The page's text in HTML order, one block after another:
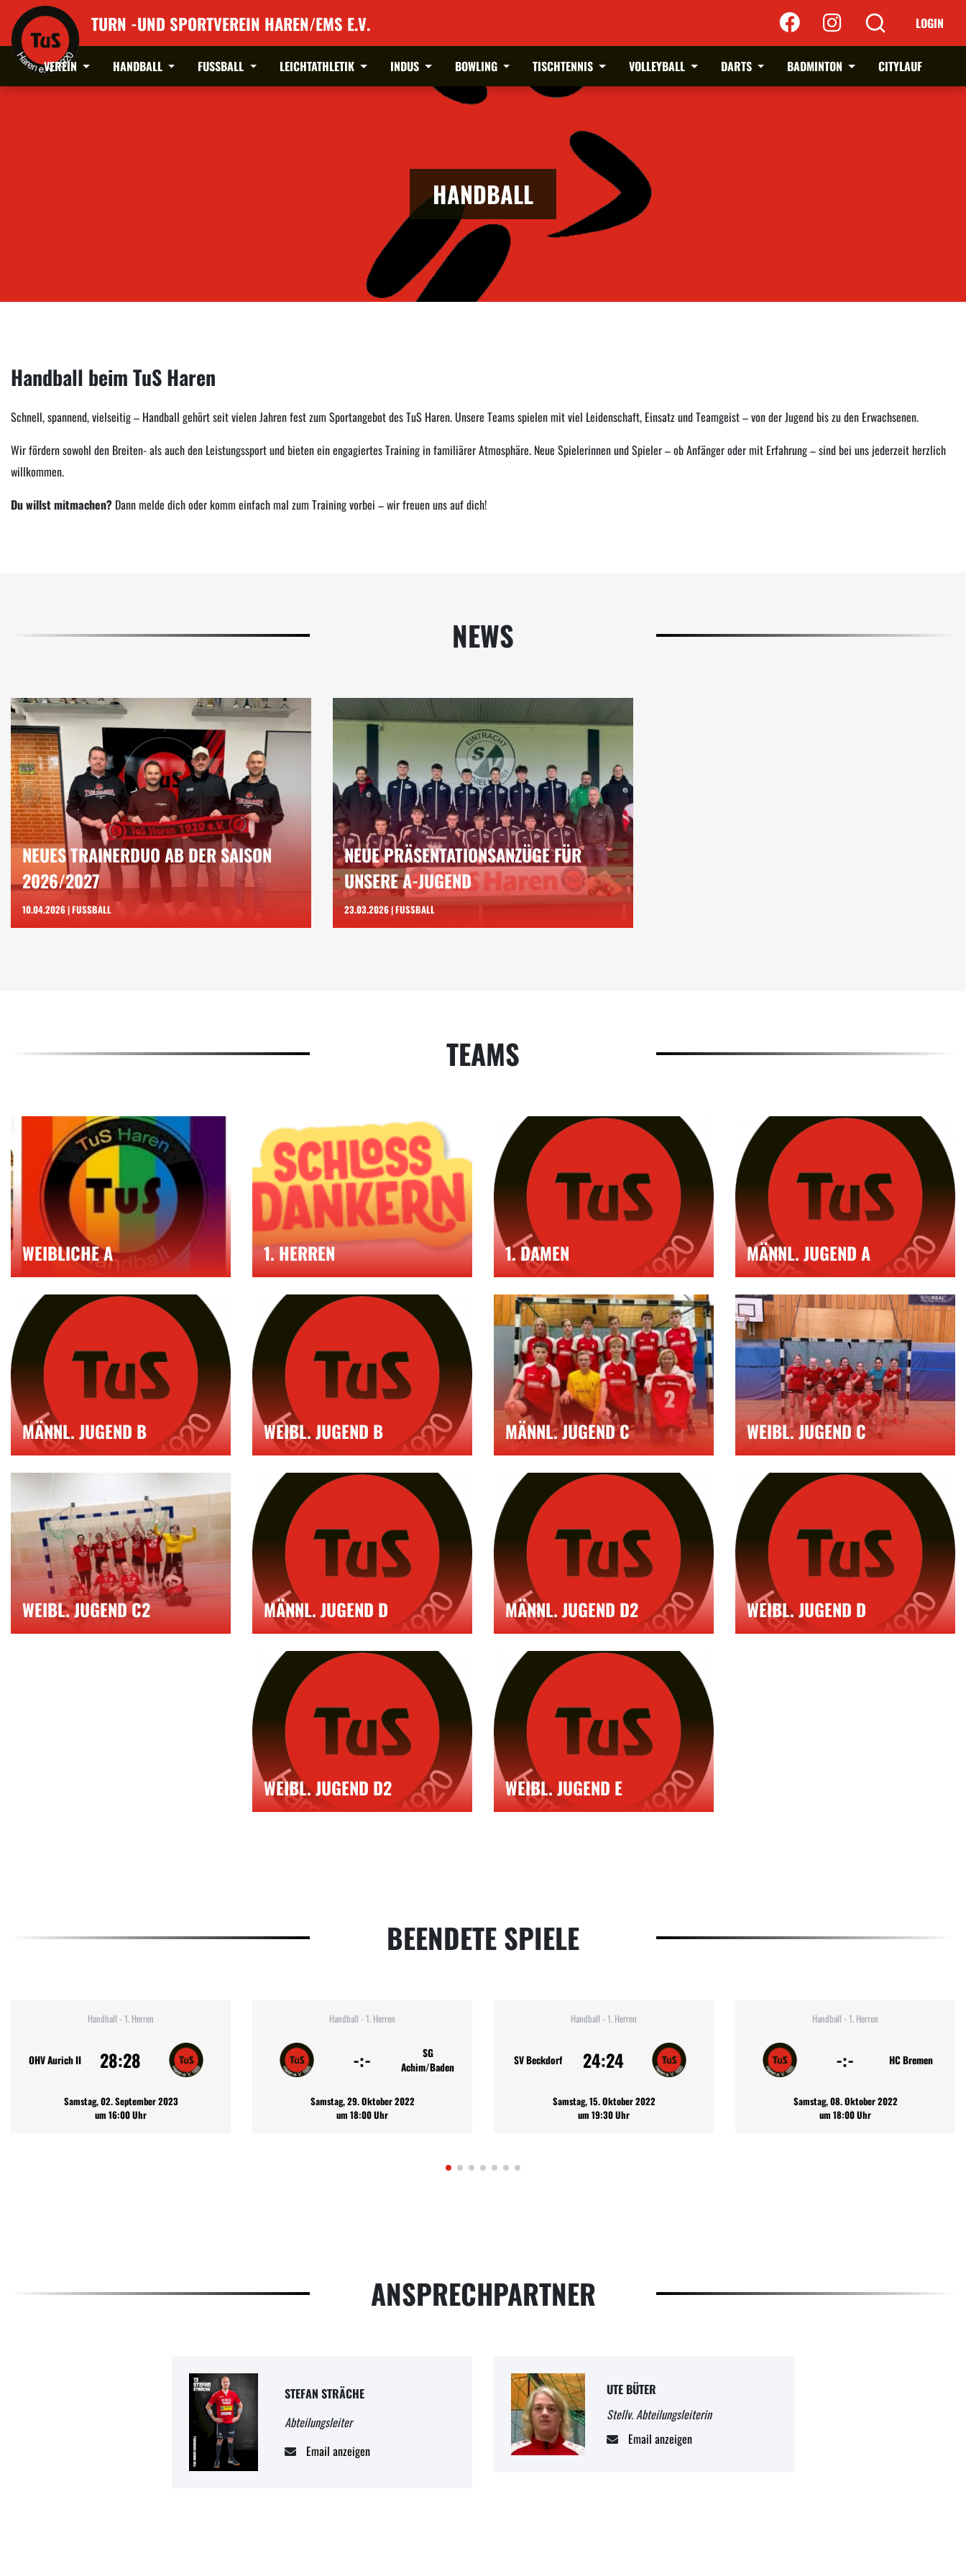
LOGIN
TURN -UND SPORTVEREIN HAREN/EMS E.V.
VEREIN HANDBALL FUSSBALL LEICHTATHLETIK INDUS BOWLING TISCHTENNIS VOLLEYBALL DARTS BADMINTON CITYLAUF
HANDBALL
Handball beim TuS Haren
Schnell, spannend, vielseitig – Handball gehört seit vielen Jahren fest zum Sportangebot des TuS Haren. Unsere Teams spielen mit viel Leidenschaft, Einsatz und Teamgeist – von der Jugend bis zu den Erwachsenen.
Wir fördern sowohl den Breiten- als auch den Leistungssport und bieten ein engagiertes Training in familiärer Atmosphäre. Neue Spielerinnen und Spieler – ob Anfänger oder mit Erfahrung – sind bei uns jederzeit herzlich
willkommen.
Du willst mitmachen? Dann melde dich oder komm einfach mal zum Training vorbei – wir freuen uns auf dich!
NEWS
NEUES TRAINERDUO AB DER SAISON
2026/2027
10.04.2026 | FUSSBALL
NEUE PRÄSENTATIONSANZÜGE FÜR
UNSERE A-JUGEND
23.03.2026 | FUSSBALL
TEAMS
WEIBLICHE A 1. HERREN 1. DAMEN MÄNNL. JUGEND A
MÄNNL. JUGEND B WEIBL. JUGEND B MÄNNL. JUGEND C WEIBL. JUGEND C
WEIBL. JUGEND C2 MÄNNL. JUGEND D MÄNNL. JUGEND D2 WEIBL. JUGEND D
WEIBL. JUGEND D2 WEIBL. JUGEND E
BEENDETE SPIELE
Handball - 1. Herren
OHV Aurich II 28:28
Samstag, 02. September 2023
um 16:00 Uhr
Handball - 1. Herren
-:-
SG
Achim/Baden
Samstag, 29. Oktober 2022
um 18:00 Uhr
Handball - 1. Herren
SV Beckdorf 24:24
Samstag, 15. Oktober 2022
um 19:30 Uhr
Handball - 1. Herren
-:- HC Bremen
Samstag, 08. Oktober 2022
um 18:00 Uhr
ANSPRECHPARTNER
STEFAN STRÄCHE
Abteilungsleiter
Email anzeigen
UTE BÜTER
Stellv. Abteilungsleiterin
Email anzeigen